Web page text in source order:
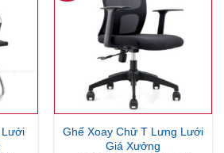
Lưới
Ghế Xoay Chữ T Lưng Lưới
Giá Xưởng